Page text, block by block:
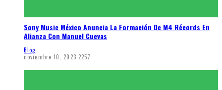
Sony Music México Anuncia La Formación De M4 Récords En
Alianza Con Manuel Cuevas
Blog
noviembre 10, 2023 2257